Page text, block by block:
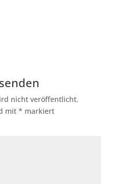
nicht veröffentlicht.
mit * markiert